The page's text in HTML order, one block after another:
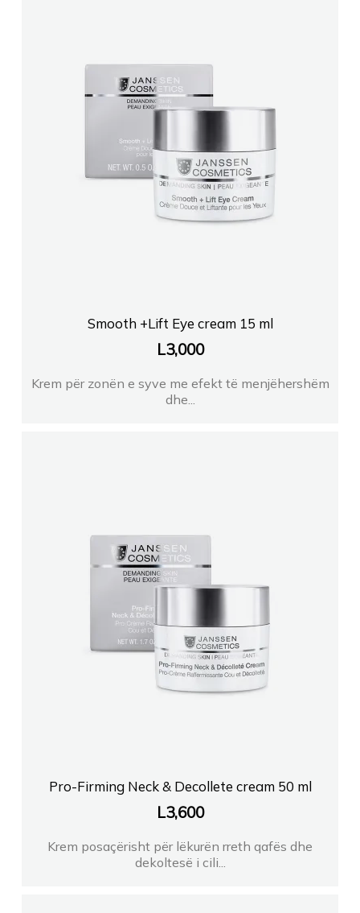
Smooth +Lift Eye cream 15 ml
L3,000
Krem për zonën e syve me efekt të menjëhershëm
dhe...
Pro-Firming Neck & Decollete cream 50 ml
L3,600
Krem posaçërisht për lëkurën rreth qafës dhe
dekoltesë i cili...